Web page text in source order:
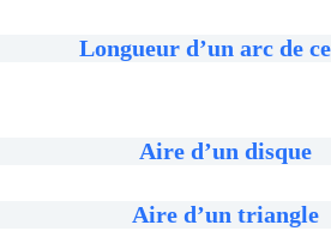
Longueur d’un arc de
Aire d’un disque
Aire d’un triangle